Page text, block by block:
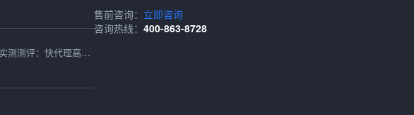
2026最新海外静态住宅IP实测测评：快代理高匿稳定表现全维度解析
售前咨询： 立即咨询
咨询热线： 400-863-8728